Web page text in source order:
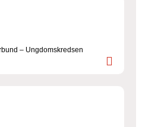
– Ungdomskredsen